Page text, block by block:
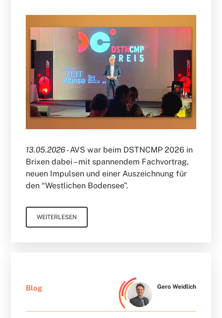
13.05.2026 -AVS war beim DSTNCMP 2026 in
Brixen dabei – mit spannendem Fachvortrag,
neuen Impulsen und einer Auszeichnung für
den “Westlichen Bodensee”.
WEITERLESEN
Blog Gero Weidlich